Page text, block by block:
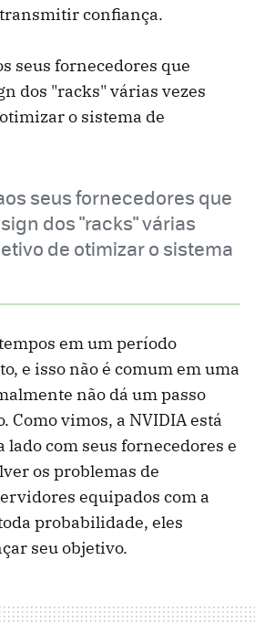
confiança.
seus fornecedores que
dos "racks" várias vezes
o sistema de
seus fornecedores que
dos "racks" várias
de otimizar o sistema
em um período
e isso não é comum em uma
não dá um passo
Como vimos, a NVIDIA está
lado com seus fornecedores e
os problemas de
equipados com a
probabilidade, eles
seu objetivo.